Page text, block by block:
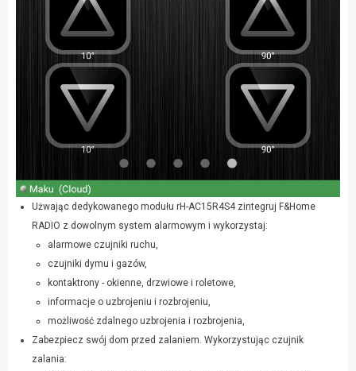
Użwając dedykowanego modułu rH-AC15R4S4 zintegruj F&Home
RADIO z dowolnym system alarmowym i wykorzystaj:
alarmowe czujniki ruchu,
czujniki dymu i gazów,
kontaktrony - okienne, drzwiowe i roletowe,
informacje o uzbrojeniu i rozbrojeniu,
możliwość zdalnego uzbrojenia i rozbrojenia,
Zabezpiecz swój dom przed zalaniem. Wykorzystując czujnik
zalania: